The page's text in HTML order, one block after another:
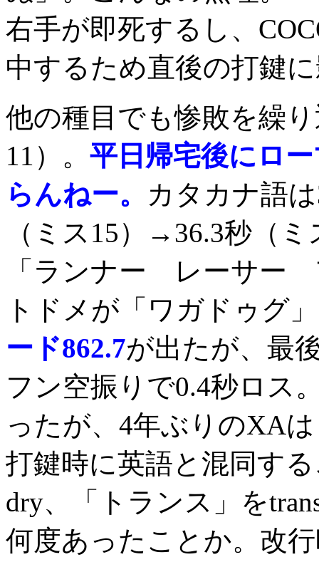
右手が即死するし、
中するため直後の打鍵
他の種目でも惨敗を繰
11）。 平日帰宅後にロ
らんねー。
カタカナ語
（ミス15）→36.3秒（
「ランナー レーサー
トドメが「ワガドゥグ
ード862.7が出たが、最
フン空振りで0.4秒ロス
ったが、4年ぶりのXA
打鍵時に英語と混同す
dry、「トランス」を
何度あったことか。改